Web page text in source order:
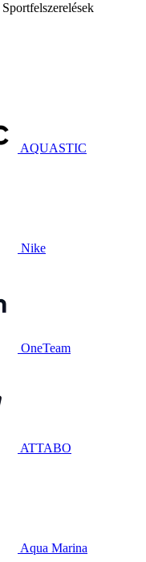
Sportfelszerelések
AQUASTIC
Nike
OneTeam
ATTABO
Aqua Marina